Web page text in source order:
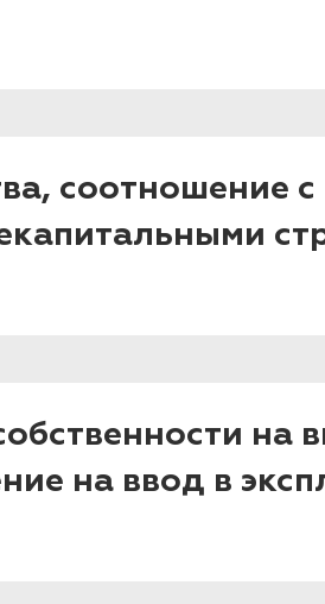
соотношение
на
на ввод в